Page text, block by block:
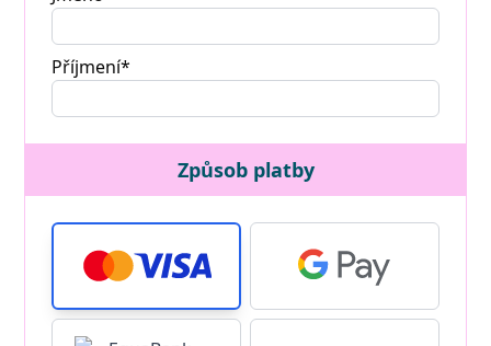
Příjmení*
Způsob platby